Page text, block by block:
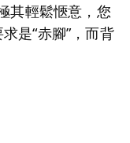
其輕鬆愜意，您
是“赤腳”，而背